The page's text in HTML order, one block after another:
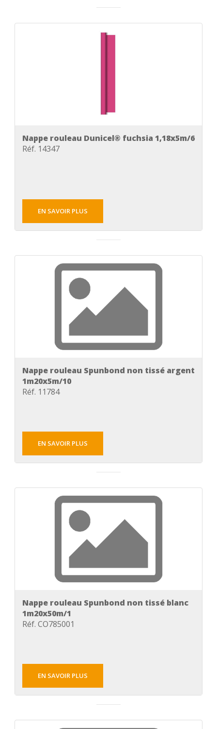
Nappe rouleau Dunicel® fuchsia 1,18x5m/6
Réf. 14347
EN SAVOIR PLUS
Nappe rouleau Spunbond non tissé argent
1m20x5m/10
Réf. 11784
EN SAVOIR PLUS
Nappe rouleau Spunbond non tissé blanc
1m20x50m/1
Réf. CO785001
EN SAVOIR PLUS